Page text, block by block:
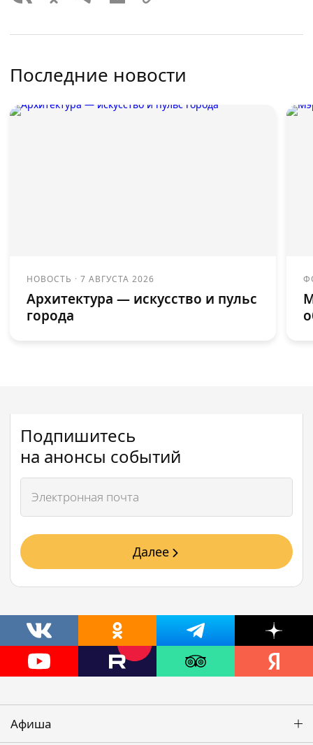
Последние новости
НОВОСТЬ ·7 АВГУСТА 2026
Архитектура — искусство и пульс
города
Подпишитесь
на анонсы событий
Далее
Афиша